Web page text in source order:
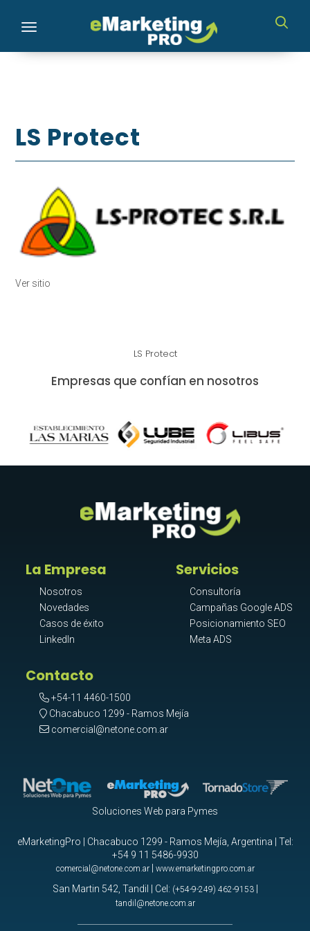
Toggle navigation
LS Protect
Ver sitio
LS Protect
Empresas que confían en nosotros
La Empresa
Nosotros
Novedades
Casos de éxito
LinkedIn
Servicios
Consultoría
Campañas Google ADS
Posicionamiento SEO
Meta ADS
Contacto
+54-11 4460-1500
Chacabuco 1299 - Ramos Mejía
comercial@netone.com.ar
Soluciones Web para Pymes
eMarketingPro | Chacabuco 1299 - Ramos Mejía, Argentina | Tel:
+54 9 11 5486-9930
comercial@netone.com.ar| www.emarketingpro.com.ar
San Martin 542, Tandil | Cel: (+54-9-249) 462-9153|
tandil@netone.com.ar